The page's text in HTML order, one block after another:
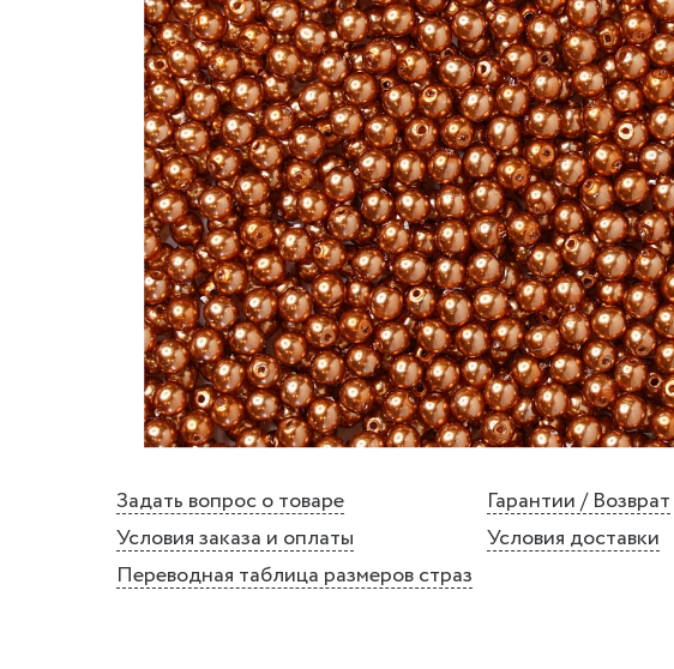
Задать вопрос о товаре
Гарантии / Возврат
Условия заказа и оплаты
Условия доставки
Переводная таблица размеров страз